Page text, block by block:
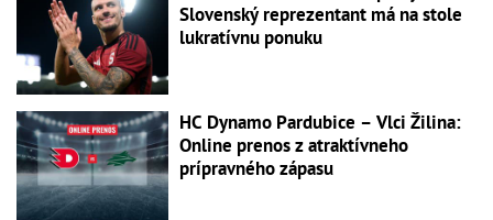
Slovenský reprezentant má na stole
lukratívnu ponuku
HC Dynamo Pardubice – Vlci Žilina:
Online prenos z atraktívneho
prípravného zápasu